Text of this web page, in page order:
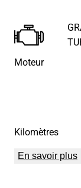
Moteur
Kilomètres
En savoir plus